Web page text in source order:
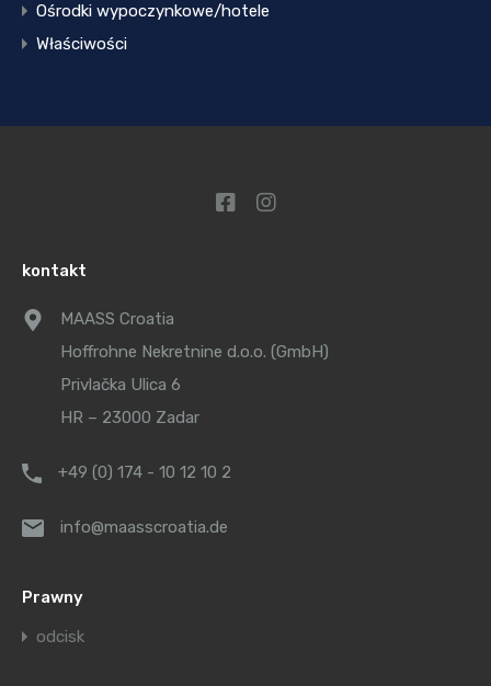
Ośrodki wypoczynkowe/hotele
Właściwości
kontakt
MAASS Croatia
Hoffrohne Nekretnine d.o.o. (GmbH)
Privlačka Ulica 6
HR – 23000 Zadar
+49 (0) 174 - 10 12 10 2
info@maasscroatia.de
Prawny
odcisk